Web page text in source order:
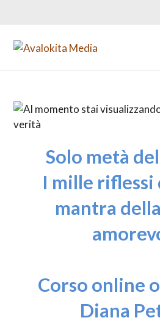
Solo metà
I mille riflessi
mantra
Corso online
Diana